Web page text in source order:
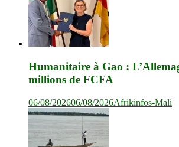
Humanitaire à Gao :
millions de FCFA
06/08/202606/08/2026Afrikinfos-Mali